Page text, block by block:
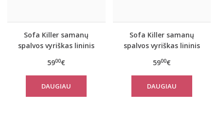
Sofa Killer samanų
spalvos vyriškas lininis
5900€
DAUGIAU
Sofa Killer samanų
spalvos vyriškas lininis
5900€
DAUGIAU